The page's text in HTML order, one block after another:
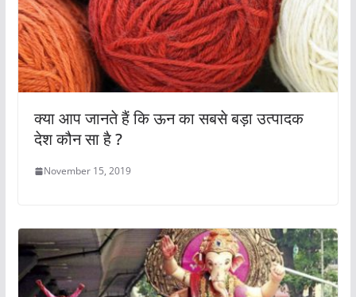
क्या आप जानते हैं कि ऊन का सबसे बड़ा उत्पादक
देश कौन सा है ?
November 15, 2019